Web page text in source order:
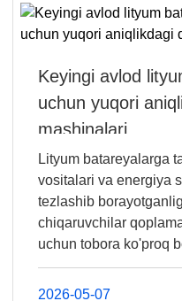
Keyingi avlod
uchun yuqori
mashinalari...
Lityum batareyalarga
vositalari va energiya
tezlashib
chiqaruvchilar
uchun tobora ko'proq
2026-05-07